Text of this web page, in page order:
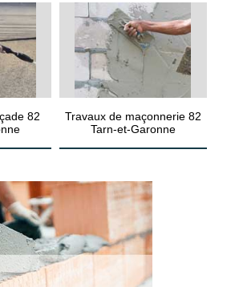
82
Travaux de maçonnerie 82
Tarn-et-Garonne